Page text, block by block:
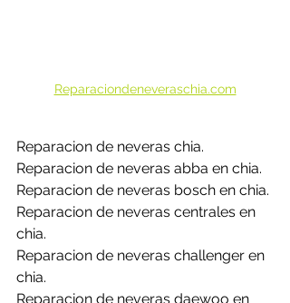
Reparaciondeneveraschia.com
Reparacion de neveras chia.
Reparacion de neveras abba en chia.
Reparacion de neveras bosch en chia.
Reparacion de neveras centrales en
chia.
Reparacion de neveras challenger en
chia.
Reparacion de neveras daewoo en